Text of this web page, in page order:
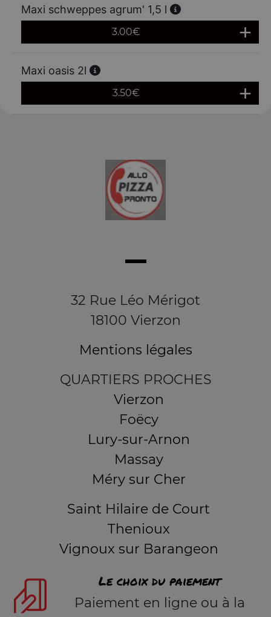
Maxi schweppes agrum' 1,5 l
3.00€
Maxi oasis 2l
3.50€
32 Rue Léo Mérigot
18100 Vierzon
Mentions légales
QUARTIERS PROCHES
Vierzon
Foëcy
Lury-sur-Arnon
Massay
Méry sur Cher
Saint Hilaire de Court
Thenioux
Vignoux sur Barangeon
Le choix du paiement
Paiement en ligne ou à la